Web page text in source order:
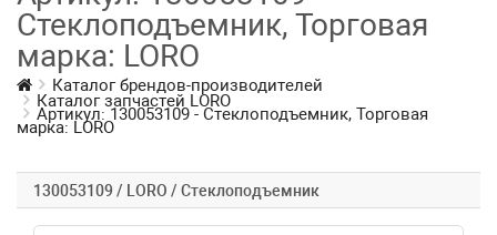
Стеклоподъемник, Торговая
марка: LORO
Каталог брендов-производителей
Каталог запчастей LORO
Артикул: 130053109 - Стеклоподъемник, Торговая
марка: LORO
130053109 / LORO / Стеклоподъемник